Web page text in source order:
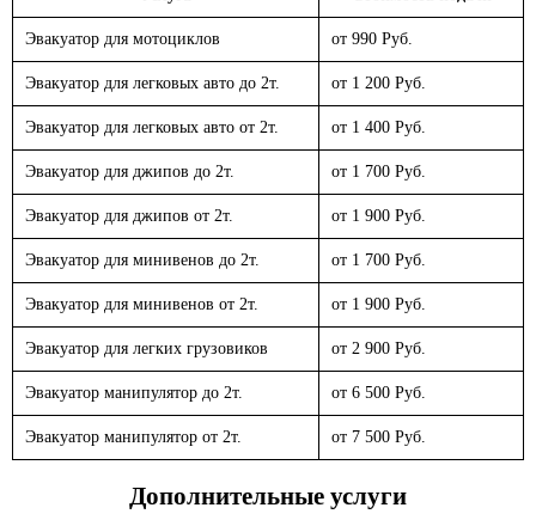
Эвакуатор для мотоциклов от 990 Руб.
Эвакуатор для легковых авто до 2т. от 1 200 Руб.
Эвакуатор для легковых авто от 2т. от 1 400 Руб.
Эвакуатор для джипов до 2т. от 1 700 Руб.
Эвакуатор для джипов от 2т. от 1 900 Руб.
Эвакуатор для минивенов до 2т. от 1 700 Руб.
Эвакуатор для минивенов от 2т. от 1 900 Руб.
Эвакуатор для легких грузовиков от 2 900 Руб.
Эвакуатор манипулятор до 2т. от 6 500 Руб.
Эвакуатор манипулятор от 2т. от 7 500 Руб.
Дополнительные услуги